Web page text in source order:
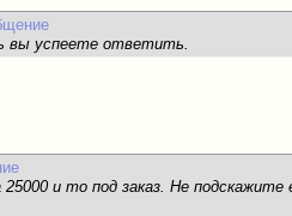
вы успеете ответить.
и то под заказ. Не